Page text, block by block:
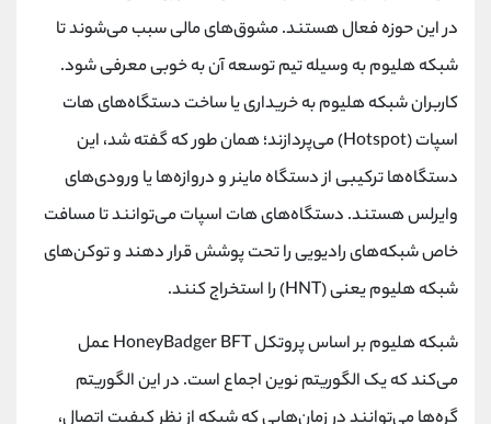
در این حوزه فعال هستند. مشوق‌های مالی سبب می‌شوند تا
شبکه هلیوم به وسیله تیم توسعه آن به خوبی معرفی شود.
کاربران شبکه هلیوم به خریداری یا ساخت دستگاه‌های هات
اسپات (Hotspot) می‌پردازند؛ همان طور که گفته شد، این
دستگاه‌ها ترکیبی از دستگاه ماینر و دروازه‌ها یا ورودی‌های
وایرلس هستند. دستگاه‌های هات اسپات می‌توانند تا مسافت
خاص شبکه‌های رادیویی را تحت پوشش قرار دهند و توکن‌های
شبکه هلیوم یعنی (HNT) را استخراج کنند.
شبکه هلیوم بر اساس پروتکل HoneyBadger BFT عمل
می‌کند که یک الگوریتم نوین اجماع است. در این الگوریتم